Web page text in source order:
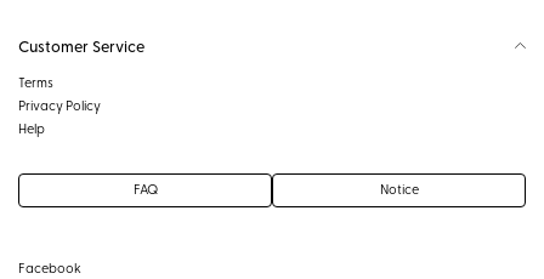
Customer Service
Terms
Privacy Policy
Help
FAQ Notice
Facebook